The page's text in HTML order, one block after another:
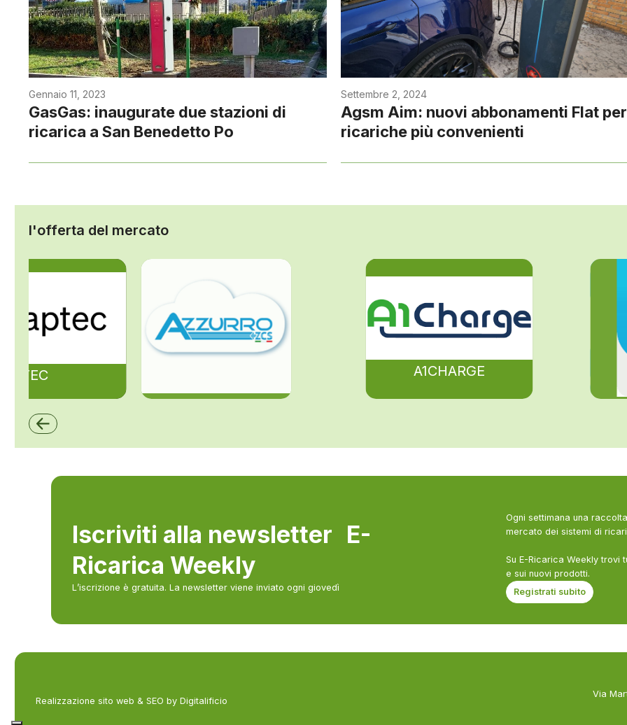
Gennaio 11, 2023
GasGas: inaugurate due stazioni di
ricarica a San Benedetto Po
Settembre 2, 2024
Agsm Aim: nuovi abbonamenti Flat per
ricariche più convenienti
l'offerta del mercato
A1CHARGE
ZCS Azzurro
Iscriviti alla newsletter E-
Ricarica Weekly
L’iscrizione è gratuita. La newsletter viene inviato ogni giovedì
Ogni settimana una
mercato dei sistemi di
Su E-Ricarica Weekly trovi
e sui nuovi prodotti.
Registrati subito
Realizzazione sito web & SEO by Digitalificio
Via